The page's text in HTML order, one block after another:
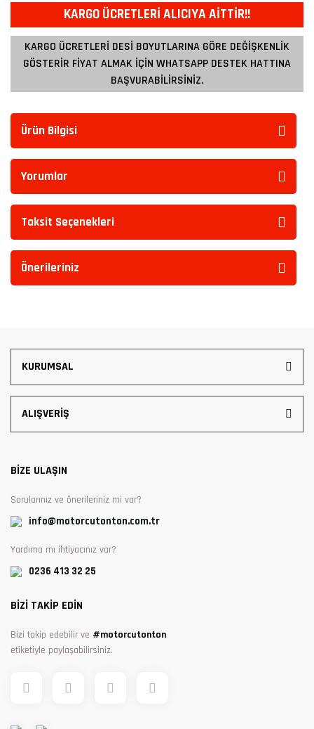
KARGO ÜCRETLERİ ALICIYA AİTTİR!!
KARGO ÜCRETLERİ DESİ BOYUTLARINA GÖRE DEĞİŞKENLİK
GÖSTERİR FİYAT ALMAK İÇİN WHATSAPP DESTEK HATTINA
BAŞVURABİLİRSİNİZ.
Ürün Bilgisi
Yorumlar
Taksit Seçenekleri
Önerileriniz
KURUMSAL
ALIŞVERİŞ
BİZE ULAŞIN
Sorularınız ve önerileriniz mi var?
info@motorcutonton.com.tr
Yardıma mı ihtiyacınız var?
0236 413 32 25
BİZİ TAKİP EDİN
Bizi takip edebilir ve #motorcutonton
etiketiyle paylaşabilirsiniz.